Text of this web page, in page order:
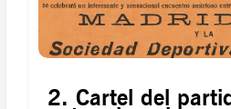
2. Cartel del